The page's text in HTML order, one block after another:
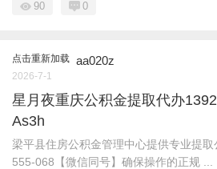
90 0
点击重新加载 aa020z
2026-7-1
星月夜重庆公积金提取代办
As3h
梁平县住房公积金管理中心提供专业提
555-068【微信同号】确保操作的正规 ...